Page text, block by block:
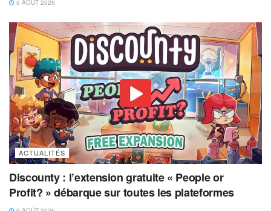
6 AOÛT 2026
ACTUALITÉS
Discounty : l’extension gratuite « People or
Profit? » débarque sur toutes les plateformes